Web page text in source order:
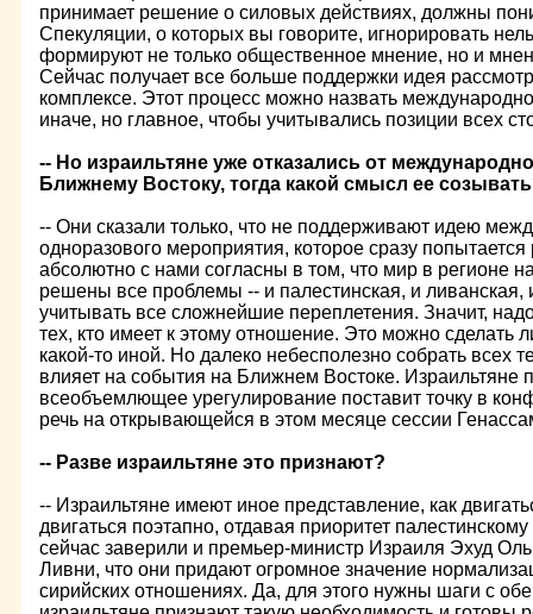
принимает решение о силовых действиях, должны
Спекуляции, о которых вы говорите, игнорировать
формируют не только общественное мнение, но и
Сейчас получает все больше поддержки идея
комплексе. Этот процесс можно назвать
иначе, но главное, чтобы учитывались позиции всех
-- Но израильтяне уже отказались от
Ближнему Востоку, тогда какой смысл ее
-- Они сказали только, что не поддерживают идею
одноразового мероприятия, которое сразу
абсолютно с нами согласны в том, что мир в регионе
решены все проблемы -- и палестинская, и ливанская,
учитывать все сложнейшие переплетения. Значит,
тех, кто имеет к этому отношение. Это можно сделать
какой-то иной. Но далеко небесполезно собрать всех
влияет на события на Ближнем Востоке. Израильтяне
всеобъемлющее урегулирование поставит точку в
речь на открывающейся в этом месяце сессии
-- Разве израильтяне это признают?
-- Израильтяне имеют иное представление, как
двигаться поэтапно, отдавая приоритет
сейчас заверили и премьер-министр Израиля Эхуд
Ливни, что они придают огромное значение
сирийских отношениях. Да, для этого нужны шаги с